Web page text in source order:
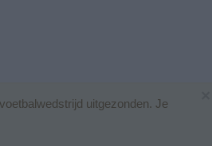
uitgezonden. Je